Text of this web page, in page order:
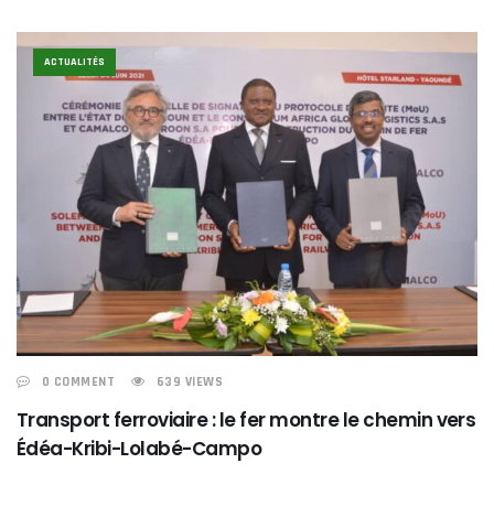
ACTUALITÉS
0 COMMENT 639 VIEWS
Transport ferroviaire : le fer montre le chemin vers
Édéa-Kribi-Lolabé-Campo